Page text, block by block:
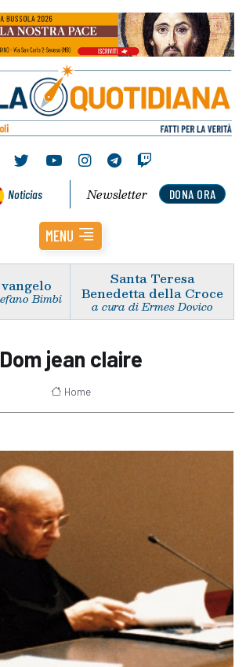
Noticias DONA ORA
Newsletter
MENU
Bimbi
Santa Teresa
Benedetta della Croce
a cura di Ermes Dovico
Dom jean claire
Home